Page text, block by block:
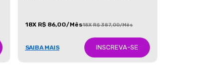
18X R$ 86,00/Mês18X R$ 387,00/Mês
SAIBA MAIS INSCREVA-SE